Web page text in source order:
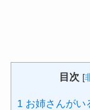
目次 [
1お姉さんがい